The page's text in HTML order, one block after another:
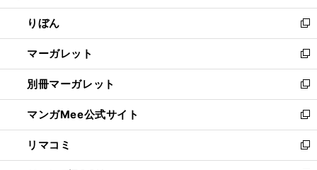
開
く
ウ
で
開
く
ン
ド
ウ
で
開
く
ウ
ィ
ン
ド
ウ
で
開
く
りぼん
新
し
い
ウ
ィ
ン
ド
ウ
で
開
マーガレット
新
し
い
ウ
ィ
ン
ド
ウ
別冊マーガレット
新
し
い
ウ
ィ
ン
マンガMee公式サイト
新
し
い
ウ
リマコミ
新
し